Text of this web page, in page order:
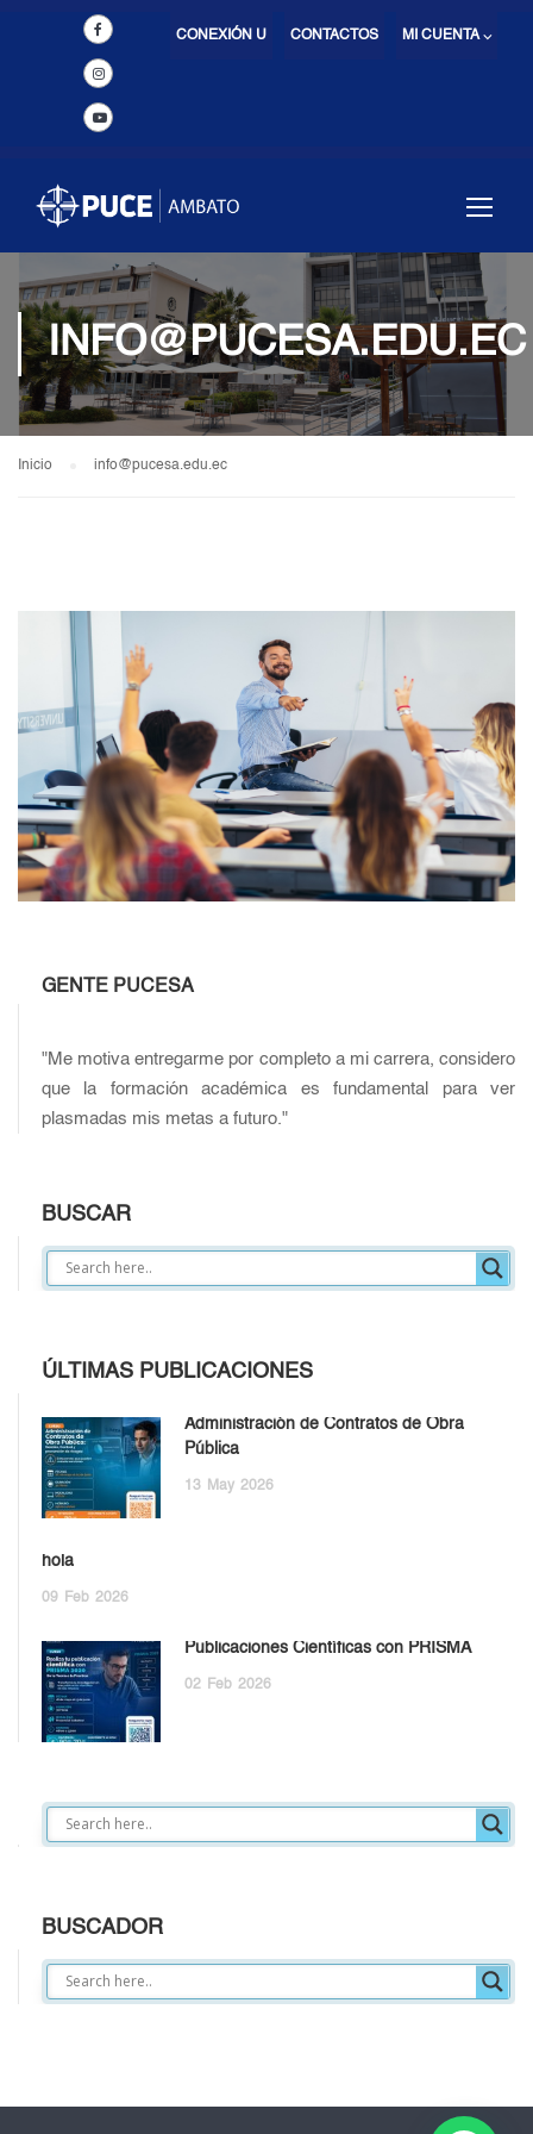
MI CUENTA ⌵
CONTACTOS
CONEXIÓN U
INFO@PUCESA.EDU.EC
Inicio info@pucesa.edu.ec
GENTE PUCESA
"Me motiva entregarme por completo a mi carrera, considero
que la formación académica es fundamental para ver
plasmadas mis metas a futuro."
BUSCAR
ÚLTIMAS PUBLICACIONES
Administración de Contratos de Obra
Pública
13 May 2026
hola
09 Feb 2026
Publicaciones Científicas con PRISMA
02 Feb 2026
BUSCADOR